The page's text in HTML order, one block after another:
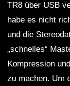
TR8 über USB
habe es nicht
und die
„schnelles“
Kompression
zu machen. Um